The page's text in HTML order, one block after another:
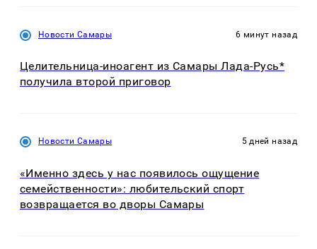
Новости Самары 6 минут назад
Целительница-иноагент из Самары Лада-Русь*
получила второй приговор
Новости Самары 5 дней назад
«Именно здесь у нас появилось ощущение
семейственности»: любительский спорт
возвращается во дворы Самары